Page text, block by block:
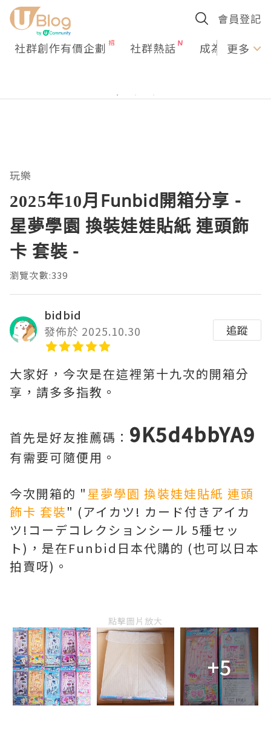
會員登記
社群創作有價企劃 社群熱話 成為U更多
玩樂
2025年10月Funbid開箱分享 -
星夢學園 換裝娃娃貼紙 連頭飾
卡 套裝 -
瀏覽次數:339
bidbid
發佈於 2025.10.30
追蹤
大家好，今次是在這裡第十九次的開箱分
享，請多多指教。
首先是好友推薦碼： 9K5d4bbYA9
有需要可隨便用。
今次開箱的 "星夢學園 換裝娃娃貼紙 連頭
飾卡 套裝" (アイカツ! カード付きアイカ
ツ!コーデコレクションシール 5種セッ
ト)，是在Funbid日本代購的 (也可以日本
拍賣呀)。
點擊圖片放大
+5